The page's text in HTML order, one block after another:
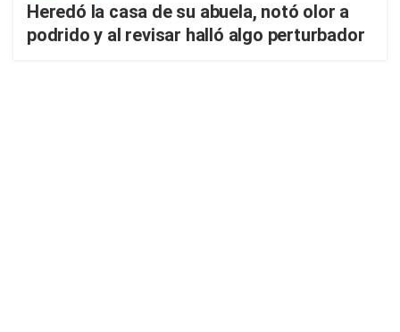
Heredó la casa de su abuela, notó olor a
podrido y al revisar halló algo perturbador